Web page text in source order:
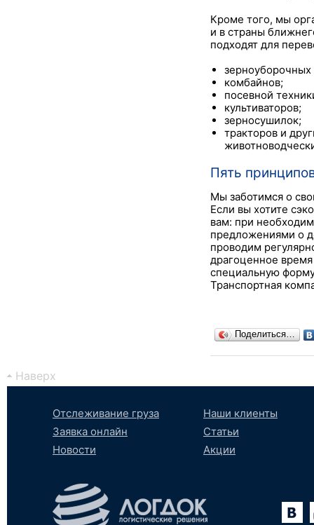
Кроме того, мы
и в страны
подходят для
комбайнов;
посевной
культиваторов;
зерносушилок;
тракторов и
Пять
Мы заботимся о
Если вы хотите
вам: при
предложениями о
проводим
драгоценное
специальную
Транспортная
Поделиться…
Наверх
Отслеживание груза
Заявка онлайн
Новости
Наши клиенты
Статьи
Акции
ВконтактеYouTubetumblr
SoundCloud